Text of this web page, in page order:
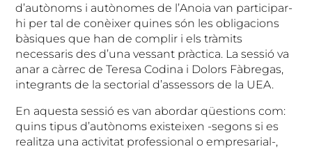
d’autònoms i autònomes de l’Anoia van participar-
hi per tal de conèixer quines són les obligacions
bàsiques que han de complir i els tràmits
necessaris des d’una vessant pràctica. La sessió va
anar a càrrec de Teresa Codina i Dolors Fàbregas,
integrants de la sectorial d’assessors de la UEA.
En aquesta sessió es van abordar qüestions com:
quins tipus d’autònoms existeixen -segons si es
realitza una activitat professional o empresarial-,